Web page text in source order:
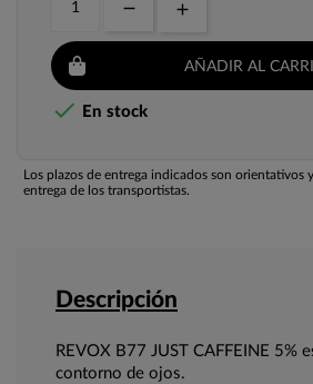
AÑADIR AL
 En stock
Los plazos de entrega indicados son orientativos
entrega de los transportistas.
Descripción
REVOX B77 JUST CAFFEINE 5%
contorno de ojos.